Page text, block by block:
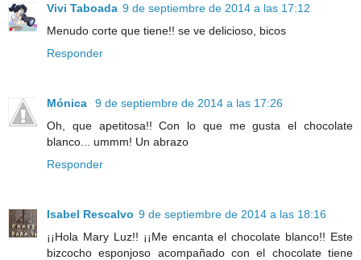
Vivi Taboada 9 de septiembre de 2014 a las 17:12
Menudo corte que tiene!! se ve delicioso, bicos
Responder
Mónica
9 de septiembre de 2014 a las 17:26
Oh, que apetitosa!! Con lo que me gusta el chocolate
blanco... ummm! Un abrazo
Responder
Isabel Rescalvo 9 de septiembre de 2014 a las 18:16
¡¡Hola Mary Luz!! ¡¡Me encanta el chocolate blanco!! Este
bizcocho esponjoso acompañado con el chocolate tiene